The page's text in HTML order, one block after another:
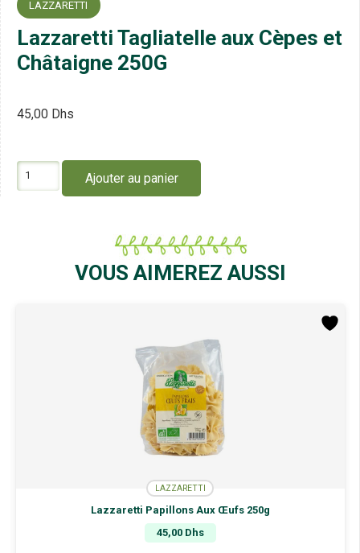
LAZZARETTI
Lazzaretti Tagliatelle aux Cèpes et
Châtaigne 250G
45,00 Dhs
Ajouter au panier
VOUS AIMEREZ AUSSI
LAZZARETTI
Lazzaretti Papillons Aux Œufs 250g
45,00 Dhs